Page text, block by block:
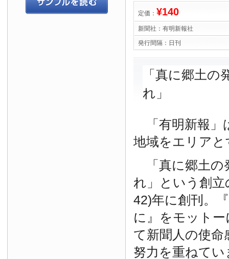
定価： ¥140
新聞社： 有明新報社
発行間隔： 日刊
「真に郷土の
れ」
「有明新報」
地域をエリア
「真に郷土の
れ」という創
42)年に創刊。
に』をモット
て新聞人の使命
努力を重ねてい